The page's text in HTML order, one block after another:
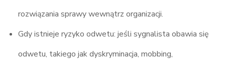
rozwiązania sprawy wewnątrz organizacji.
Gdy istnieje ryzyko odwetu: jeśli sygnalista obawia się
odwetu, takiego jak dyskryminacja, mobbing,